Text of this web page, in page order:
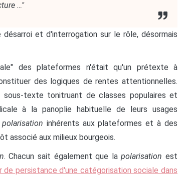
…"
et d'interrogation sur le rôle, désormais
des plateformes n'était qu'un prétexte à
des logiques de rentes attentionnelles.
texte tonitruant de classes populaires et
à la panoplie habituelle de leurs usages
polarisation inhérents aux plateformes et à des
associé aux milieux bourgeois.
. Chacun sait également que lapolarisation est
de persistance d'une catégorisation sociale dans